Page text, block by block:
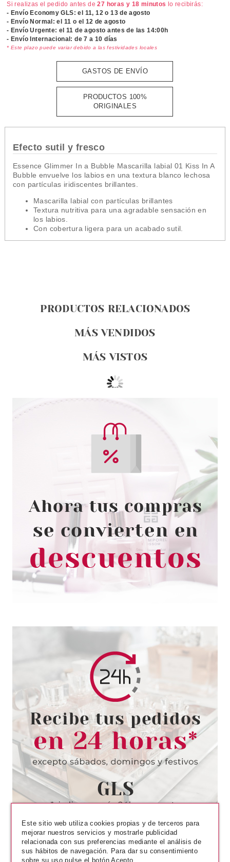
Si realizas el pedido antes de27 horas y 18 minutos lo recibirás:
- Envío Economy GLS: el 11, 12 o 13 de agosto
- Envío Normal: el 11 o el 12 de agosto
- Envío Urgente: el11 de agosto antes de las 14:00h
- Envío Internacional: de 7 a 10 días
* Este plazo puede variar debido a las festividades locales
GASTOS DE ENVÍO
PRODUCTOS 100%
ORIGINALES
Efecto sutil y fresco
Essence Glimmer In a Bubble Mascarilla labial 01 Kiss In A
Bubble envuelve los labios en una textura blanco lechosa
con partículas iridiscentes brillantes.
Mascarilla labial con partículas brillantes
Textura nutritiva para una agradable sensación en
los labios.
Con cobertura ligera para un acabado sutil.
PRODUCTOS RELACIONADOS
MÁS VENDIDOS
MÁS VISTOS
ESSENCE
ESSENCE YOU MAKE MY DAY!
ACEITE LABIAL BIFÁSICO 4 ML
Pvr 2.99€
-17%
desde
2.48€
ESSENCE
ESSENCE BRILLO DE LABIOS
JUICY BOMB 103 PROUD
PAPAYA
Pvr 1.69€
-14%
desde
1.45€
Este sitio web utiliza cookies propias y de terceros para
mejorar nuestros servicios y mostrarle publicidad
relacionada con sus preferencias mediante el análisis de
sus hábitos de navegación. Para dar su consentimiento
sobre su uso pulse el botón Acepto.